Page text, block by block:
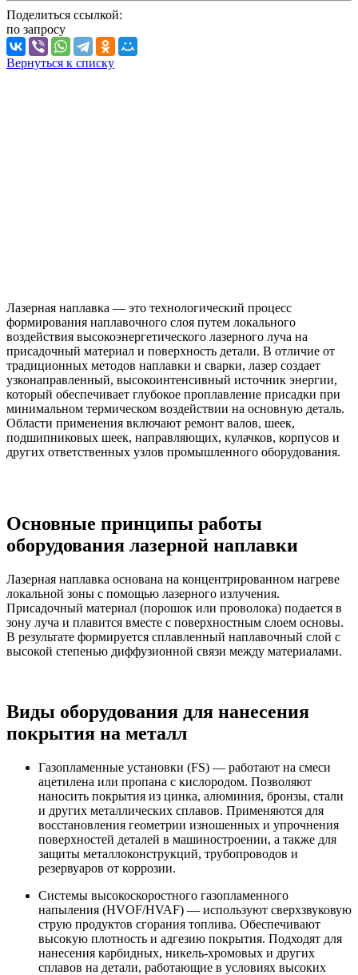
Поделиться ссылкой:
по запросу
Вернуться к списку
Лазерная наплавка — это технологический процесс
формирования наплавочного слоя путем локального
воздействия высокоэнергетического лазерного луча на
присадочный материал и поверхность детали. В отличие от
традиционных методов наплавки и сварки, лазер создает
узконаправленный, высокоинтенсивный источник энергии,
который обеспечивает глубокое проплавление присадки при
минимальном термическом воздействии на основную деталь.
Области применения включают ремонт валов, шеек,
подшипниковых шеек, направляющих, кулачков, корпусов и
других ответственных узлов промышленного оборудования.
Основные принципы работы
оборудования лазерной наплавки
Лазерная наплавка основана на концентрированном нагреве
локальной зоны с помощью лазерного излучения.
Присадочный материал (порошок или проволока) подается в
зону луча и плавится вместе с поверхностным слоем основы.
В результате формируется сплавленный наплавочный слой с
высокой степенью диффузионной связи между материалами.
Виды оборудования для нанесения
покрытия на металл
Газопламенные установки (FS) — работают на смеси
ацетилена или пропана с кислородом. Позволяют
наносить покрытия из цинка, алюминия, бронзы, стали
и других металлических сплавов. Применяются для
восстановления геометрии изношенных и упрочнения
поверхностей деталей в машиностроении, а также для
защиты металлоконструкций, трубопроводов и
резервуаров от коррозии.
Системы высокоскоростного газопламенного
напыления (HVOF/HVAF) — используют сверхзвуковую
струю продуктов сгорания топлива. Обеспечивают
высокую плотность и адгезию покрытия. Подходят для
нанесения карбидных, никель-хромовых и других
сплавов на детали, работающие в условиях высоких